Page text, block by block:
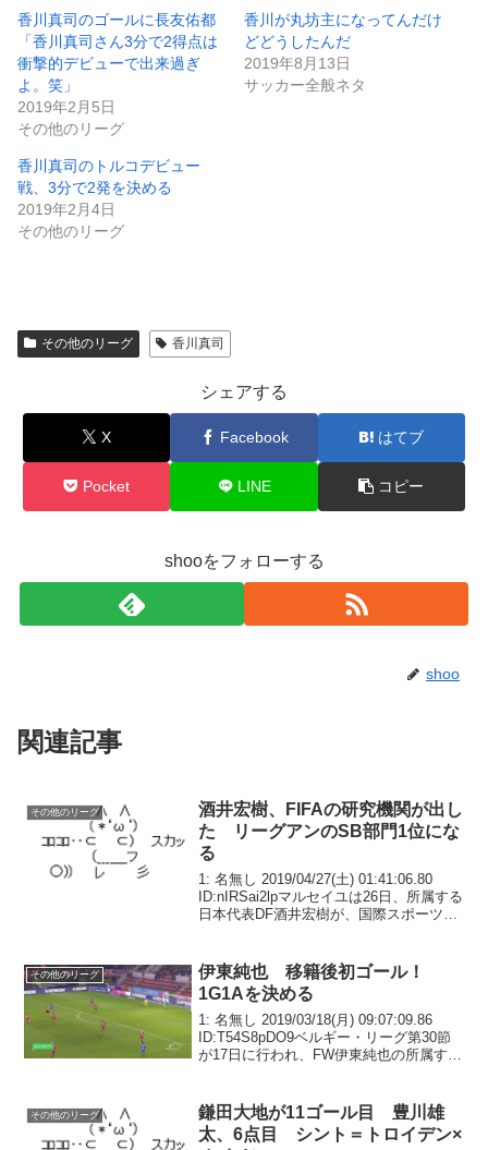
香川真司のゴールに長友佑都
「香川真司さん3分で2得点は
衝撃的デビューで出来過ぎ
よ。笑」
2019年2月5日
その他のリーグ
香川が丸坊主になってんだけ
どどうしたんだ
2019年8月13日
サッカー全般ネタ
香川真司のトルコデビュー
戦、3分で2発を決める
2019年2月4日
その他のリーグ
その他のリーグ 香川真司
シェアする
X Facebook はてブ
Pocket LINE コピー
shooをフォローする
shoo
関連記事
その他のリーグ
酒井宏樹、FIFAの研究機関が出し
た リーグアンのSB部門1位にな
る
1: 名無し 2019/04/27(土) 01:41:06.80
ID:nIRSai2lpマルセイユは26日、所属する
日本代表DF酒井宏樹が、国際スポーツ研
カ...
その他のリーグ
伊東純也 移籍後初ゴール！
1G1Aを決める
1: 名無し 2019/03/18(月) 09:07:09.86
ID:T54S8pDO9ベルギー・リーグ第30節
が17日に行われ、FW伊東純也の所属する
続スタメ...
その他のリーグ
鎌田大地が11ゴール目 豊川雄
太、6点目 シント＝トロイデン×